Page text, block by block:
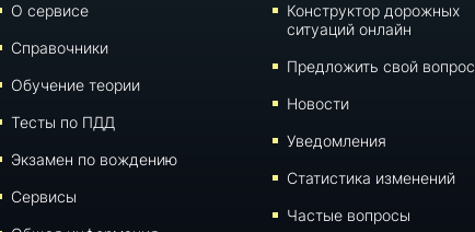
О сервисе
Справочники
Обучение теории
Тесты по ПДД
Экзамен по вождению
Сервисы
Конструктор дорожных
ситуаций онлайн
Предложить свой вопрос
Новости
Уведомления
Статистика изменений
Частые вопросы